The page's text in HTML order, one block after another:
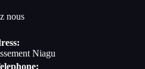
nous
Niagu